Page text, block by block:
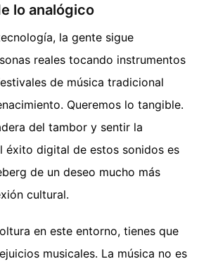
lo analógico
la gente sigue
reales tocando instrumentos
de música tradicional
Queremos lo tangible.
del tambor y sentir la
éxito digital de estos sonidos es
de un deseo mucho más
cultural.
en este entorno, tienes que
musicales. La música no es